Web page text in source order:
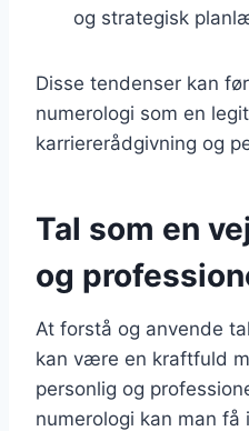
og strategisk
Disse tendenser kan
numerologi som en
karriererådgivning og
Tal som en
og
At forstå og anvende
kan være en kraftfuld
personlig og
numerologi kan man